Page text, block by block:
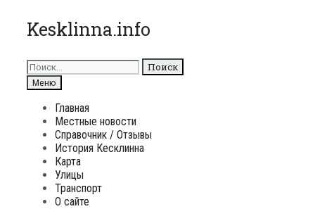
Перейти
к
Kesklinna.info
Поиск
для:
Поиск
Меню
Главная
Местные новости
Справочник / Отзывы
История Кесклинна
Карта
Улицы
Транспорт
О сайте